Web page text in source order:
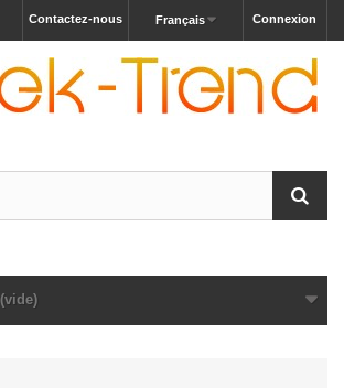
Connexion
Français
Contactez-nous
(vide)